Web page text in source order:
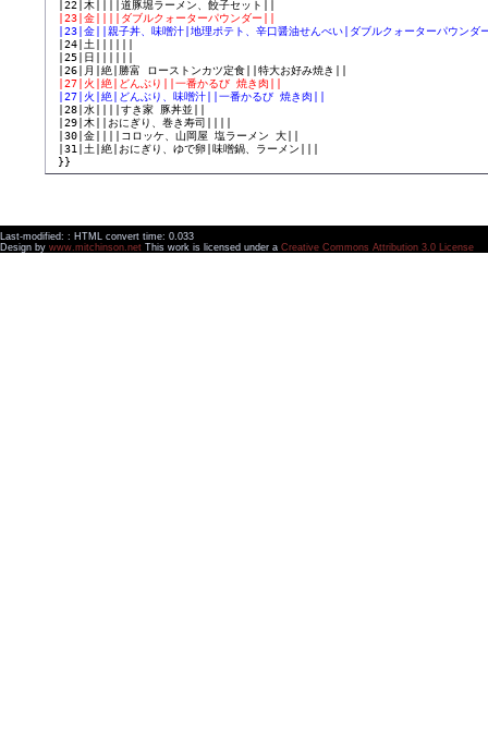
|23|金||||ダブルクォーターパウンダー||
|23|金||親子丼、味噌汁|地理ポテト、辛口醤油せんべい|ダブルクォーターパウン
|25|日||||||
|27|火|絶|どんぶり||一番かるび 焼き肉||
|27|火|絶|どんぶり、味噌汁||一番かるび 焼き肉||
|29|木||おにぎり、巻き寿司||||
|30|金||||コロッケ、山岡屋 塩ラーメン 大||
|31|土|絶|おにぎり、ゆで卵|味噌鍋、ラーメン|||
Last-modified: : HTML convert time: 0.033
Design by www.mitchinson.net This work is licensed under a Creative Commons Attribution 3.0 License